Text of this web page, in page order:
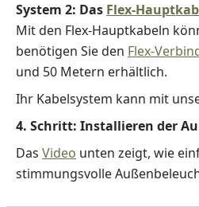
System 2: Das Flex-
Mit den Flex-Hauptkabeln
benötigen Sie den Flex-
und 50 Metern erhältlich.
Ihr Kabelsystem kann mit
4. Schritt: Installieren der
Das Video unten zeigt, wie
stimmungsvolle